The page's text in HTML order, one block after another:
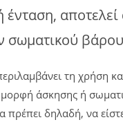
ένταση,
τη χρήση
άσκησης ή
δηλαδή, να